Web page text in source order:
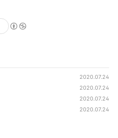
2020.07.24
2020.07.24
2020.07.24
2020.07.24